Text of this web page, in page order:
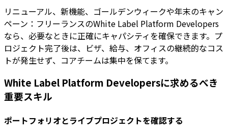
リニューアル、新機能、ゴールデンウィークや年末のキャン
ペーン：フリーランスのWhite Label Platform Developers
なら、必要なときに正確にキャパシティを確保できます。プ
ロジェクト完了後は、ビザ、給与、オフィスの継続的なコス
トが発生せず、コアチームは集中を保てます。
White Label Platform Developersに求めるべき
重要スキル
ポートフォリオとライブプロジェクトを確認する